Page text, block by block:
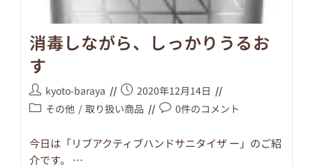
消毒しながら、しっかりうるお
す
kyoto-baraya
2020年12月14日
その他 / 取り扱い商品 0件のコメント
今日は「リブアクティブハンドサニタイザ ー」のご紹
介です。 …